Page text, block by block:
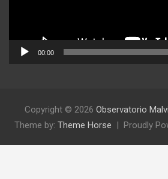
00:00
Copyright © 2026 Observatorio
Theme by: Theme Horse Proudly